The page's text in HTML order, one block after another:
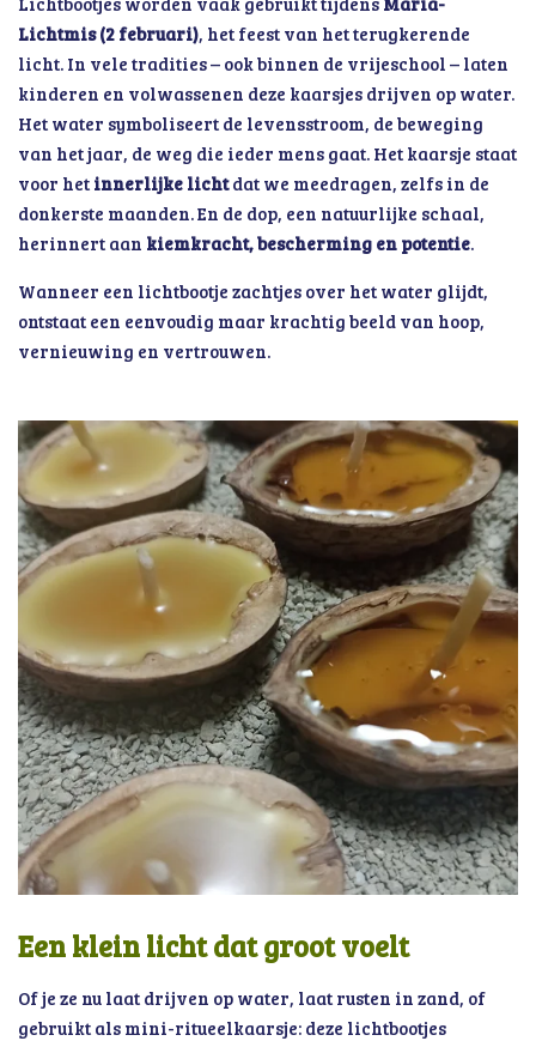
Lichtmis (2 februari), het feest van het terugkerende
licht. In vele tradities – ook binnen de vrijeschool – laten
kinderen en volwassenen deze kaarsjes drijven op water.
Het water symboliseert de levensstroom, de beweging
van het jaar, de weg die ieder mens gaat. Het kaarsje staat
voor het innerlijke lichtdat we meedragen, zelfs in de
donkerste maanden. En de dop, een natuurlijke schaal,
herinnert aan kiemkracht, bescherming en potentie.
Wanneer een lichtbootje zachtjes over het water glijdt,
ontstaat een eenvoudig maar krachtig beeld van hoop,
vernieuwing en vertrouwen.
Een klein licht dat groot voelt
Of je ze nu laat drijven op water, laat rusten in zand, of
gebruikt als mini-ritueelkaarsje: deze lichtbootjes